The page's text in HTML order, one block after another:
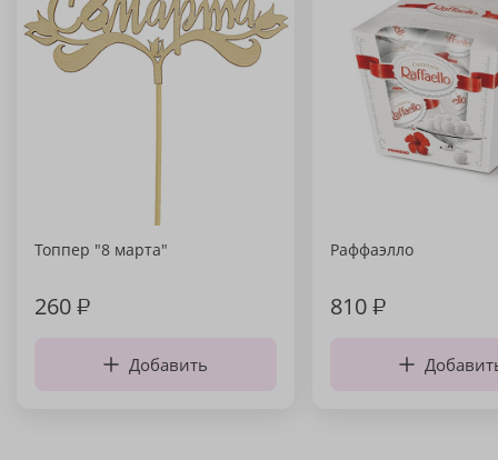
Топпер "8 марта"
260₽
Добавить
Раффаэлло
810₽